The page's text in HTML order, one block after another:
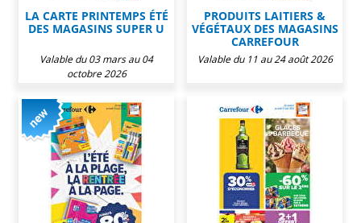
LA CARTE PRINTEMPS ÉTÉ
DES MAGASINS SUPER U
Valable du 03 mars au 04
octobre 2026
PRODUITS LAITIERS &
VÉGÉTAUX DES MAGASINS
CARREFOUR
Valable du 11 au 24 août 2026